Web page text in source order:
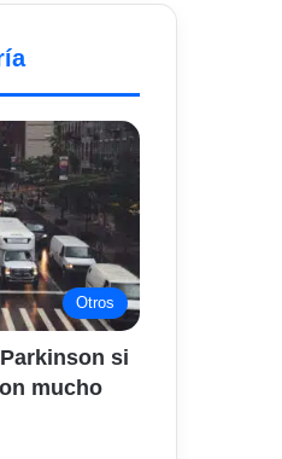
Otros
si
mucho